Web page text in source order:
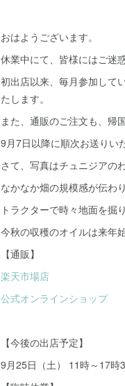
おはようございます。
休業中にて、皆様にはご迷
初出店以来、毎月参加して
たします。
また、通販のご注文も、帰
9月7日以降に順次お送りい
さて、写真はチュニジアの
なかなか畑の規模感が伝わ
トラクターで時々地面を掘
今秋の収穫のオイルは来年
【通販】
楽天市場店
公式オンラインショップ
【今後の出店予定】
9月25日（土） 11時～17